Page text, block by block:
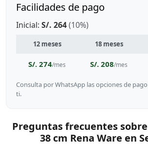
Facilidades de pago
Inicial: S/. 264(10%)
12 meses 18 meses
S/. 274/mes S/. 208/mes
Consulta por WhatsApp las opciones de
ti.
Preguntas frecuentes
38 cm Rena Ware en